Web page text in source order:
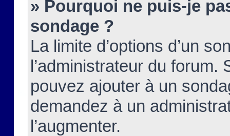
» Pourquoi ne puis-je
sondage ?
La limite d’options d’un
l’administrateur du forum.
pouvez ajouter à un
demandez à un
l’augmenter.